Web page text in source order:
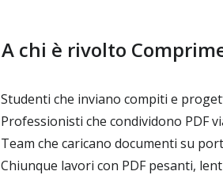
A chi è rivolto
Studenti che inviano compiti e
Professionisti che condividono PDF
Team che caricano documenti su
Chiunque lavori con PDF pesanti,